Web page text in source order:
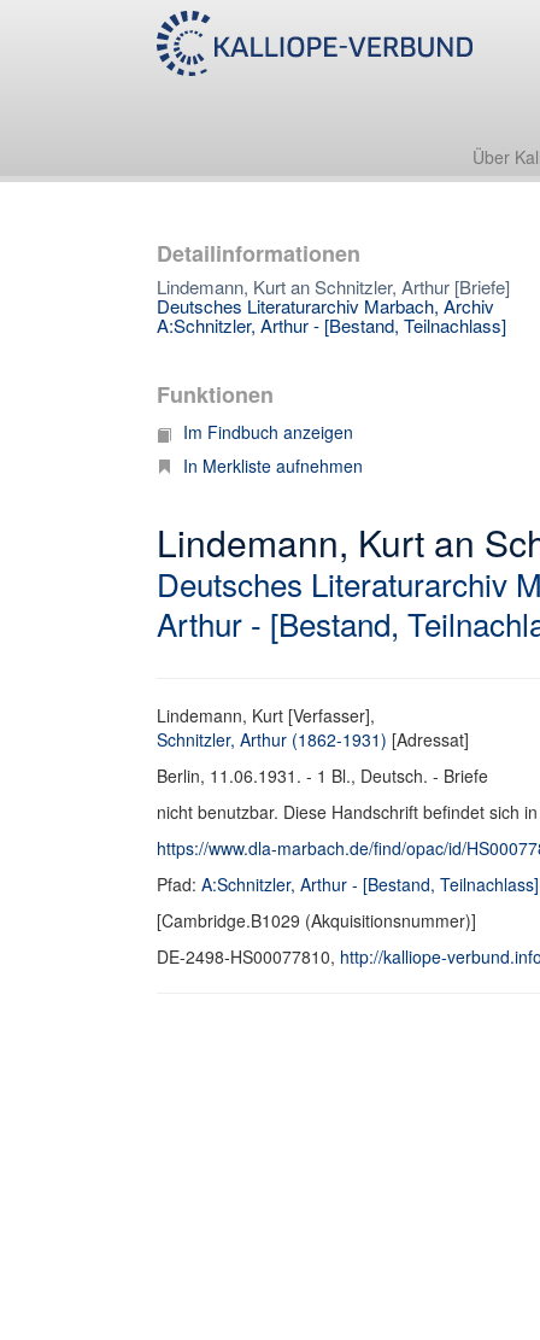
Über
Detailinformationen
Lindemann, Kurt an Schnitzler, Arthur [Briefe]
Deutsches Literaturarchiv Marbach, Archiv
A:Schnitzler, Arthur - [Bestand, Teilnachlass]
Funktionen
Im Findbuch anzeigen
In Merkliste aufnehmen
Lindemann, Kurt an
Deutsches Literaturarchiv
Arthur - [Bestand,
Lindemann, Kurt [Verfasser],
Schnitzler, Arthur (1862-1931) [Adressat]
Berlin, 11.06.1931. - 1 Bl., Deutsch. - Briefe
nicht benutzbar. Diese Handschrift befindet sich
https://www.dla-marbach.de/find/opac/id/
Pfad: A:Schnitzler, Arthur - [Bestand, Teilnachlass]
[Cambridge.B1029 (Akquisitionsnummer)]
DE-2498-HS00077810, http://kalliope-